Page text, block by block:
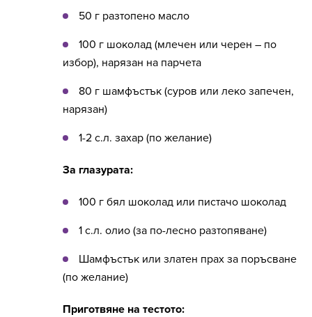
50 г разтопено масло
100 г шоколад (млечен или черен – по
избор), нарязан на парчета
80 г шамфъстък (суров или леко запечен,
нарязан)
1-2 с.л. захар (по желание)
За глазурата:
100 г бял шоколад или пистачо шоколад
1 с.л. олио (за по-лесно разтопяване)
Шамфъстък или златен прах за поръсване
(по желание)
Приготвяне на тестото: